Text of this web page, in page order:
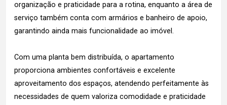
organização e praticidade para a rotina, enquanto a área de
serviço também conta com armários e banheiro de apoio,
garantindo ainda mais funcionalidade ao imóvel.
Com uma planta bem distribuída, o apartamento
proporciona ambientes confortáveis e excelente
aproveitamento dos espaços, atendendo perfeitamente às
necessidades de quem valoriza comodidade e praticidade